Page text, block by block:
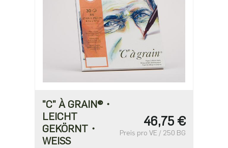
"C" À GRAIN®・
LEICHT
GEKÖRNT・
WEISS
46,75 €
Preis pro VE / 250 BG